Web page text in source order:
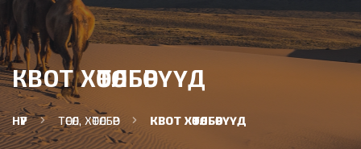
КВОТ ХӨТӨЛБӨРҮҮД
НҮҮР ТӨСӨЛ, ХӨТӨЛБӨР КВОТ ХӨТӨЛБӨРҮҮД